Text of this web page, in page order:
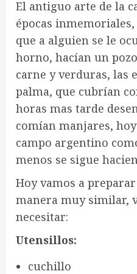
El antiguo arte de la
épocas
que a alguien se le
horno, hacían un
carne y verduras, las
palma, que cubrían
horas mas tarde
comían manjares,
campo argentino
menos se sigue
Hoy vamos a
manera muy similar,
necesitar:
Utensillos:
cuchillo